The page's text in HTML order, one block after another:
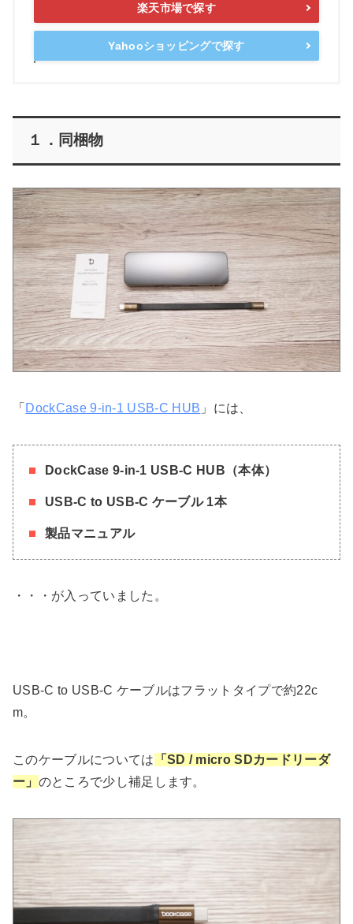
楽天市場で探す
Yahooショッピングで探す
１．同梱物
「 DockCase 9-in-1 USB-C HUB 」には、
DockCase 9-in-1 USB-C HUB（本体）
USB-C to USB-C ケーブル 1本
製品マニュアル
・・・が入っていました。
USB-C to USB-C ケーブルはフラットタイプで約22c
m。
このケーブルについては 「SD / micro SDカードリーダ
ー」 のところで少し補足します。